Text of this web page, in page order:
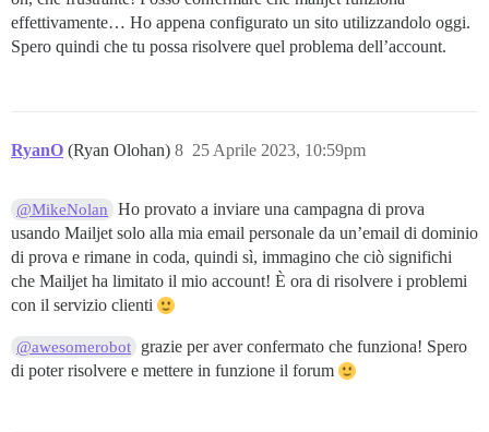
effettivamente… Ho appena configurato un sito utilizzandolo oggi.
Spero quindi che tu possa risolvere quel problema dell’account.
RyanO (Ryan Olohan) 25 Aprile 2023, 10:59pm
8
@MikeNolan
Ho provato a inviare una campagna di prova
usando Mailjet solo alla mia email personale da un’email di dominio
di prova e rimane in coda, quindi sì, immagino che ciò significhi
che Mailjet ha limitato il mio account! È ora di risolvere i problemi
con il servizio clienti
@awesomerobot
grazie per aver confermato che funziona! Spero
di poter risolvere e mettere in funzione il forum